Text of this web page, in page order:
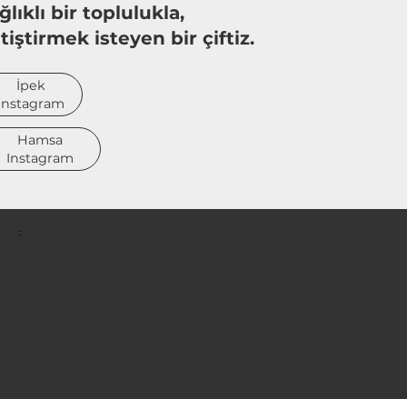
;
bir toplulukla,
isteyen bir çiftiz.
İpek
Hamsa
Instagram